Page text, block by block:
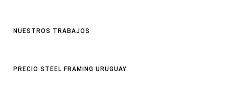
NUESTROS TRABAJOS
PRECIO STEEL FRAMING URUGUAY